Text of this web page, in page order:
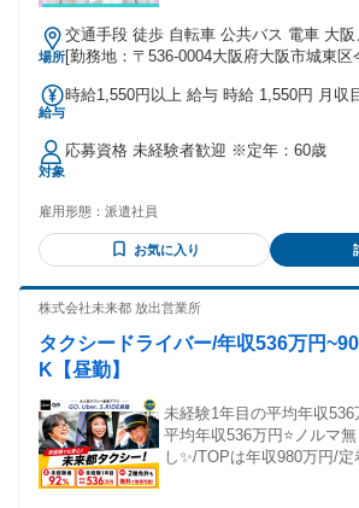
場所
交通手段 徒歩 自転車 公共バス 電車 大阪メトロ鶴見緑地線 蒲
生四丁目駅（徒歩10分）
[勤務地：〒536-0004大阪府大阪市城東区
給与
時給1,550円以上 給与 時給 1,550円 月収目安：25.6万円 月収
対象
応募資格 未経験者歓迎 ※定年：60歳
雇用形態： 派遣社員
お気に入り
株式会社未来都 放出営業所
タクシードライバー/年収536万円
K【昼勤】
未経験1年目の平均年収
平均年収536万円⭐️ノルマ
し✨️/TOPは年収980万円/定